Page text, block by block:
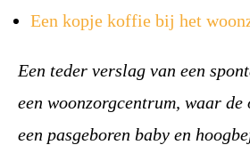
Een kopje koffie bij het
Een teder verslag van een
een woonzorgcentrum, waar de
een pasgeboren baby en